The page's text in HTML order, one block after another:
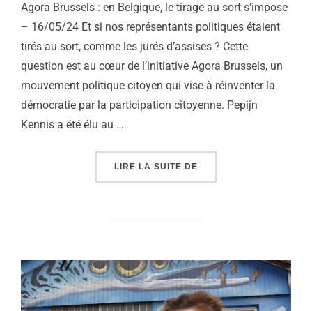
Agora Brussels : en Belgique, le tirage au sort s’impose
– 16/05/24 Et si nos représentants politiques étaient
tirés au sort, comme les jurés d’assises ? Cette
question est au cœur de l’initiative Agora Brussels, un
mouvement politique citoyen qui vise à réinventer la
démocratie par la participation citoyenne. Pepijn
Kennis a été élu au …
LIRE LA SUITE DE